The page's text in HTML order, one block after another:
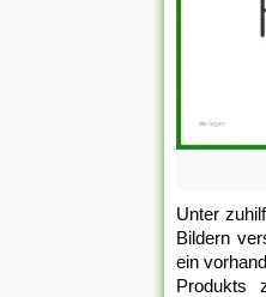
Unter
Bildern
ein
Produkts